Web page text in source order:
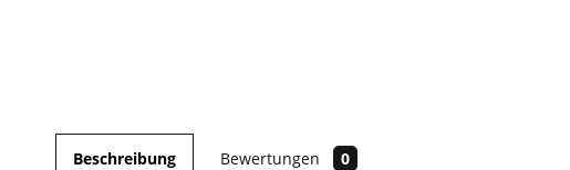
Beschreibung Bewertungen 0